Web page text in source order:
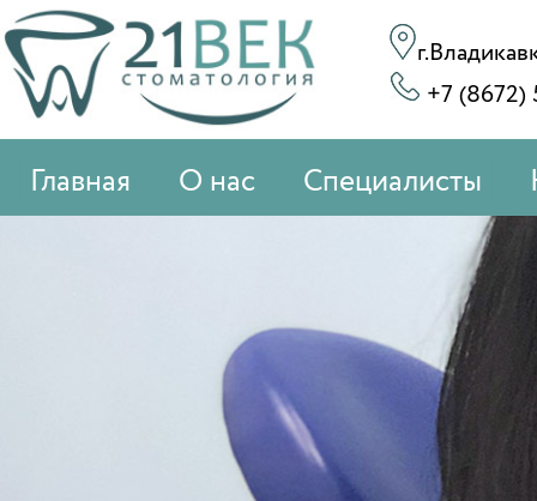
+7 (8672)
Главная О нас Специалисты